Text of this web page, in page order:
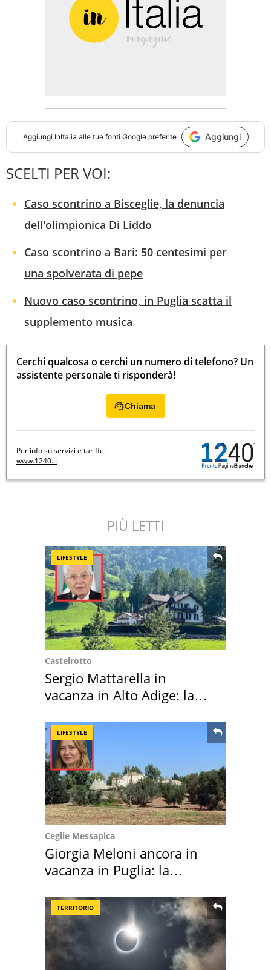
Aggiungi InItalia alle tue fonti Google preferite Aggiungi
SCELTI PER VOI:
Caso scontrino a Bisceglie, la denuncia
dell'olimpionica Di Liddo
Caso scontrino a Bari: 50 centesimi per
una spolverata di pepe
Nuovo caso scontrino, in Puglia scatta il
supplemento musica
Cerchi qualcosa o cerchi un numero di telefono? Un
assistente personale ti risponderà!
Chiama
Per info su servizi e tariffe:
www.1240.it
PIÙ LETTI
LIFESTYLE
Castelrotto
Sergio Mattarella in
vacanza in Alto Adige: la
LIFESTYLE
Ceglie Messapica
Giorgia Meloni ancora in
vacanza in Puglia: la
TERRITORIO